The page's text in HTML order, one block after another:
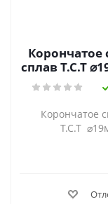
Корончатое
Корончатое
Т.С.Т